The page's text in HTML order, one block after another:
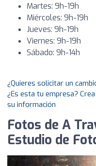
Martes: 9h-19h
Miércoles: 9h-19h
Jueves: 9h-19h
Viernes: 9h-19h
Sábado: 9h-14h
¿Quieres solicitar un
¿Es esta tu empresa?
su información
Fotos de A
Estudio de